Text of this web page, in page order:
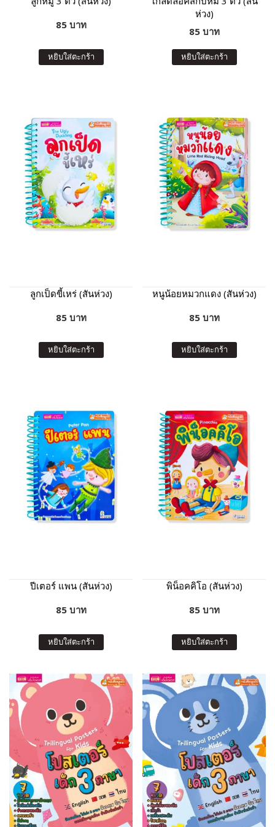
85 บาท
หยิบใส่ตะกร้า
ห่วง)
85 บาท
หยิบใส่ตะกร้า
ลูกเป็ดขี้เหร่ (สันห่วง)
85 บาท
หยิบใส่ตะกร้า
หนูน้อยหมวกแดง (สันห่วง)
85 บาท
หยิบใส่ตะกร้า
ปีเตอร์ แพน (สันห่วง)
85 บาท
หยิบใส่ตะกร้า
พิน็อคคิโอ (สันห่วง)
85 บาท
หยิบใส่ตะกร้า